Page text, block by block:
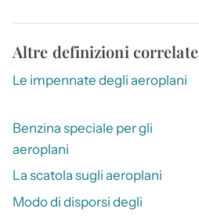
Altre definizioni correlate
Le impennate degli aeroplani
Benzina speciale per gli
aeroplani
La scatola sugli aeroplani
Modo di disporsi degli